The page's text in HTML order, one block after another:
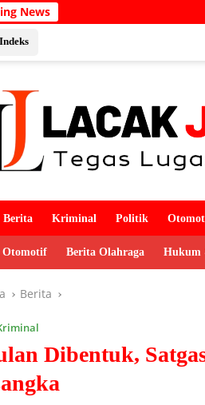
News Kabar
Indeks
Berita Kriminal Politik
Otomotif Berita Olahraga Hukum
Berita
Dibentuk,